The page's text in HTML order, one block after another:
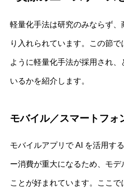
軽量化手法は研究のみならず、
り入れられています。この節
ように軽量化手法が採用され
いるかを紹介します。
モバイル／スマートフォ
モバイルアプリで AI を活用す
ー消費が重大になるため、モ
ことが好まれています。ここで